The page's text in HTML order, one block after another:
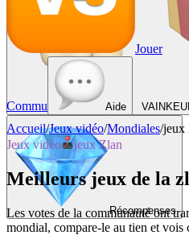
Récompenses
Jouer
Commu Aide
Accueil/Jeux vidéo/Mondiales/jeux
Jeux vidéo
jeux Zlan
Meilleurs jeux de la
Les votes de la communauté ont
mondial, compare-le au tien et vois